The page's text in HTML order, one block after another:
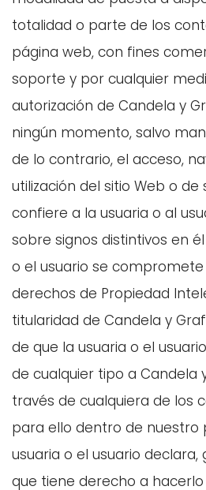
totalidad o parte de los
página web, con fines
soporte y por cualquier
autorización de Candela y
ningún momento, salvo
de lo contrario, el acceso,
utilización del sitio Web o de
confiere a la usuaria o al
sobre signos distintivos en
o el usuario se
derechos de Propiedad
titularidad de Candela y
de que la usuaria o el
de cualquier tipo a Candela
través de cualquiera de los
para ello dentro de nuestro
usuaria o el usuario
que tiene derecho a